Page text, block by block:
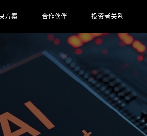
方案 合作伙伴 投资者关系